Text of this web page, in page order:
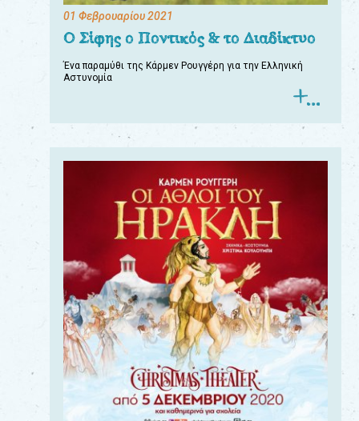
01 Φεβρουαρίου 2021
Ο Σίφης ο Ποντικός & το Διαδίκτυο
Ένα παραμύθι της Κάρμεν Ρουγγέρη για την Ελληνική
Αστυνομία